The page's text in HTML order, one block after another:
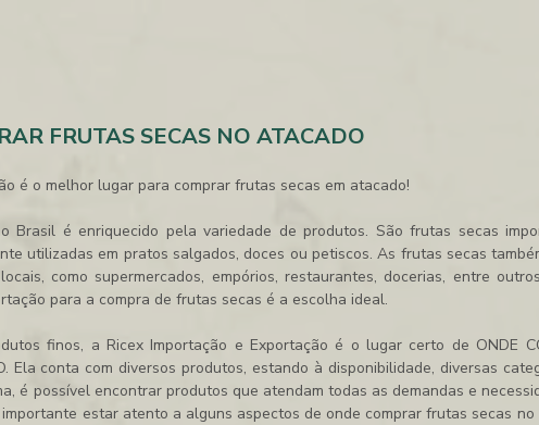
FRUTAS SECAS NO ATACADO
é o melhor lugar para comprar frutas secas em atacado!
Brasil é enriquecido pela variedade de produtos. São frutas secas
utilizadas em pratos salgados, doces ou petiscos. As frutas secas
como supermercados, empórios, restaurantes, docerias, entre
para a compra de frutas secas é a escolha ideal.
finos, a Ricex Importação e Exportação é o lugar certo de ONDE
Ela conta com diversos produtos, estando à disponibilidade, diversas
é possível encontrar produtos que atendam todas as demandas e
estar atento a alguns aspectos de onde comprar frutas secas no